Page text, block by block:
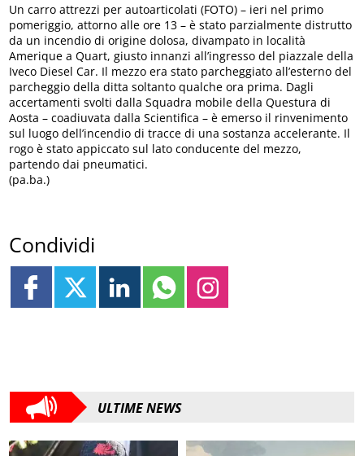
Un carro attrezzi per autoarticolati (FOTO) – ieri nel primo
pomeriggio, attorno alle ore 13 – è stato parzialmente distrutto
da un incendio di origine dolosa, divampato in località
Amerique a Quart, giusto innanzi all’ingresso del piazzale della
Iveco Diesel Car. Il mezzo era stato parcheggiato all’esterno del
parcheggio della ditta soltanto qualche ora prima. Dagli
accertamenti svolti dalla Squadra mobile della Questura di
Aosta – coadiuvata dalla Scientifica – è emerso il rinvenimento
sul luogo dell’incendio di tracce di una sostanza accelerante. Il
rogo è stato appiccato sul lato conducente del mezzo,
partendo dai pneumatici.
(pa.ba.)
Condividi
ULTIME NEWS